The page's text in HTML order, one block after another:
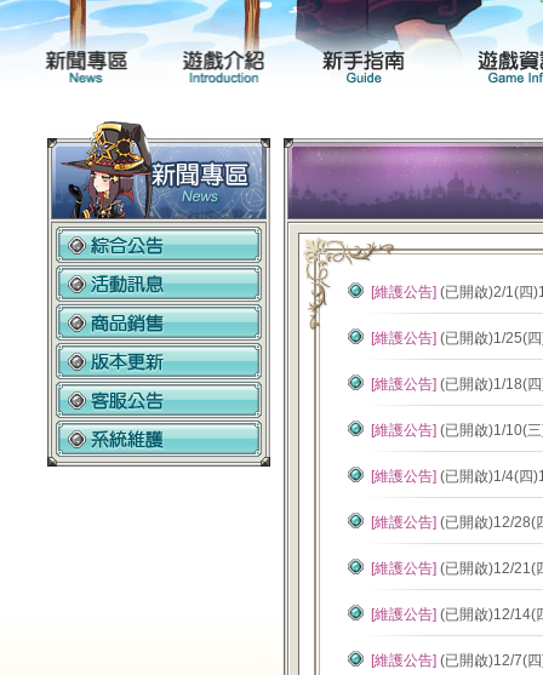
新聞專區 遊戲介紹
[維護公告] (已開啟)2/1(四
[維護公告] (已開啟)1/25(
[維護公告] (已開啟)1/18(
[維護公告] (已開啟)1/10(
[維護公告] (已開啟)1/4(四
[維護公告] (已開啟)12/28(
[維護公告] (已開啟)12/21(
[維護公告] (已開啟)12/14(
[維護公告] (已開啟)12/7(